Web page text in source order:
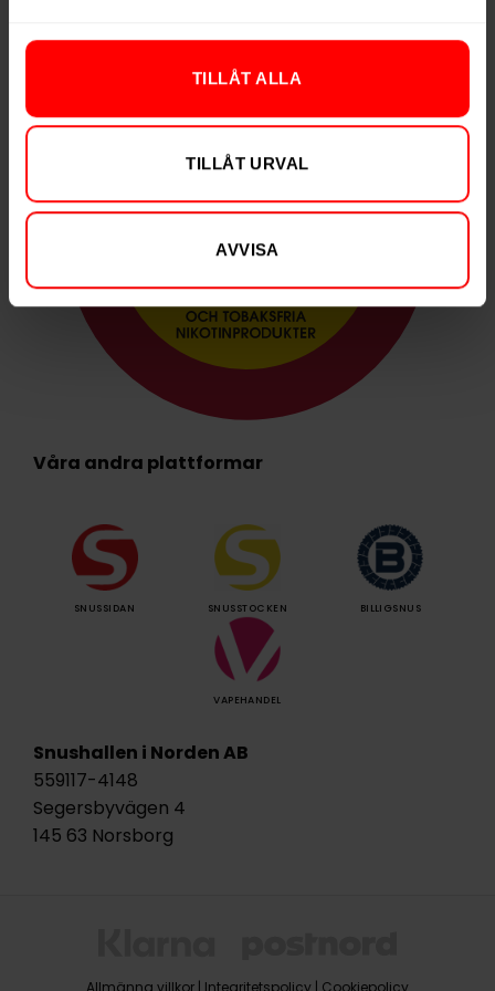
TILLÅT ALLA
TILLÅT URVAL
AVVISA
Våra andra plattformar
SNUSSIDAN SNUSSTOCKEN BILLIGSNUS
VAPEHANDEL
Snushallen i Norden AB
559117-4148
Segersbyvägen 4
145 63 Norsborg
Allmänna villkor | Integritetspolicy | Cookiepolicy